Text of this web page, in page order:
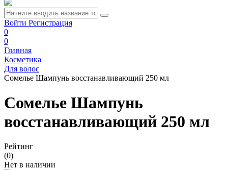
Войти Регистрация
0
0
Главная
Косметика
Для волос
Сомелье Шампунь восстанавливающий 250 мл
Сомелье Шампунь
восстанавливающий 250 мл
Рейтинг
(0)
Нет в наличии